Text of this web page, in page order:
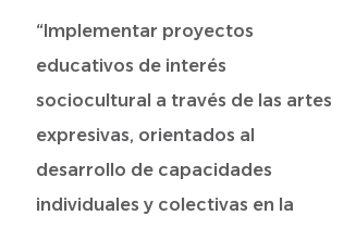
“Implementar proyectos
educativos de interés
sociocultural a través de las artes
expresivas, orientados al
desarrollo de capacidades
individuales y colectivas en la